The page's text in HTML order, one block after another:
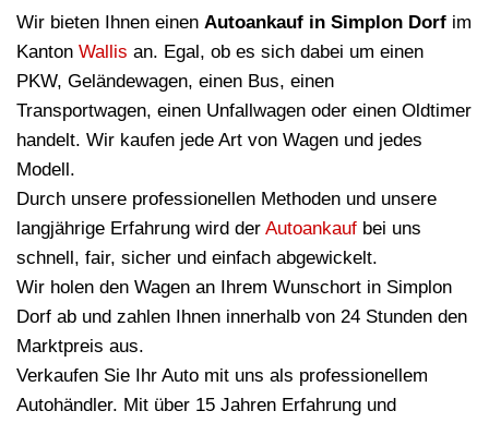
Wir bieten Ihnen einen Autoankauf in Simplon Dorf im
Kanton Wallis an. Egal, ob es sich dabei um einen
PKW, Geländewagen, einen Bus, einen
Transportwagen, einen Unfallwagen oder einen Oldtimer
handelt. Wir kaufen jede Art von Wagen und jedes
Modell.
Durch unsere professionellen Methoden und unsere
langjährige Erfahrung wird der Autoankauf bei uns
schnell, fair, sicher und einfach abgewickelt.
Wir holen den Wagen an Ihrem Wunschort in Simplon
Dorf ab und zahlen Ihnen innerhalb von 24 Stunden den
Marktpreis aus.
Verkaufen Sie Ihr Auto mit uns als professionellem
Autohändler. Mit über 15 Jahren Erfahrung und